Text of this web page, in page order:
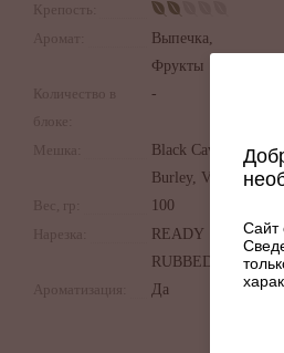
Крепость:
Аромат:
Выпечка,
Фрукты
Количество в
блоке:
-
Мешка:
Black Cavendish,
Burley, Virginia
Вес, гр:
100
Нарезка:
READY
RUBBED
Ароматизация:
Да
Сайт